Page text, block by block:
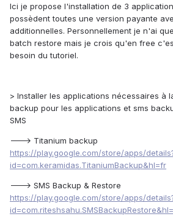
Ici je propose l'installation de 3
possèdent toutes une version payante
additionnelles. Personnellement je n'ai
batch restore mais je crois qu'en free
besoin du tutoriel.
> Installer les applications nécessaires à
backup pour les applications et sms
SMS
---> Titanium backup
https://play.google.com/store/apps/
id=com.keramidas.TitaniumBackup&hl=fr
---> SMS Backup & Restore
https://play.google.com/store/apps/